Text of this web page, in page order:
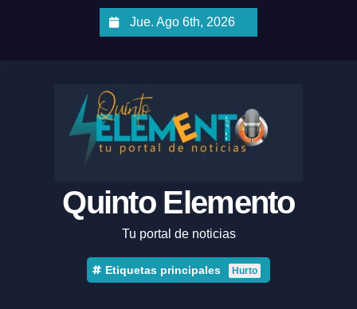
Jue. Ago 6th, 2026
Quinto Elemento
Tu portal de noticias
Etiquetas principales Hurto